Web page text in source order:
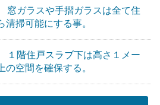
ガラスや手摺ガラスは全て住
清掃可能にする事。
階住戸スラブ下は高さ１メー
の空間を確保する。